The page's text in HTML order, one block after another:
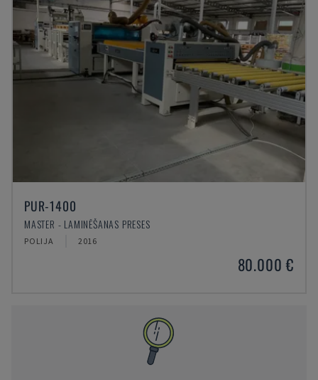
PUR-1400
MASTER - LAMINĒŠANAS PRESES
POLIJA 2016
80.000 €